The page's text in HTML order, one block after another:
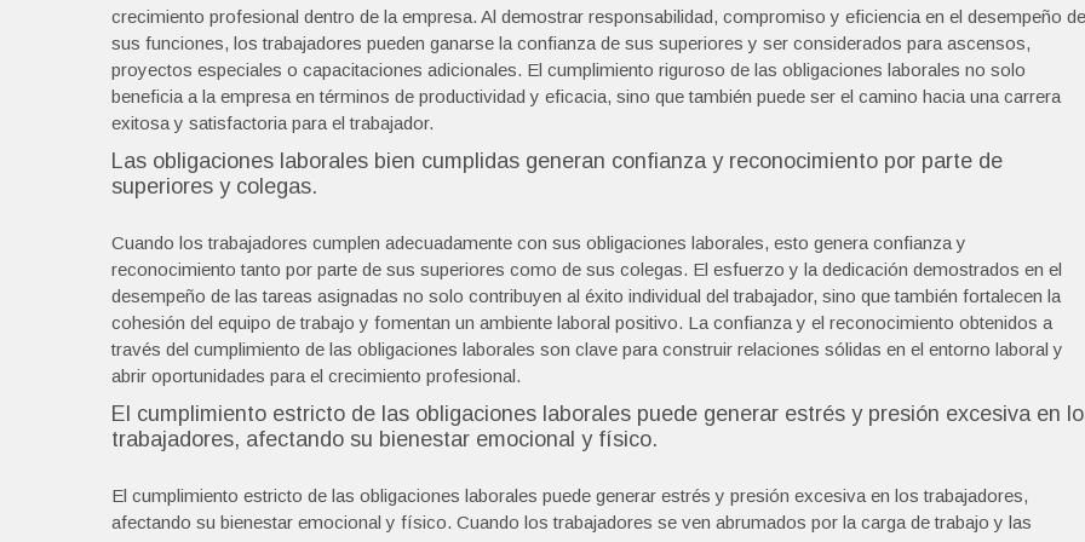
crecimiento profesional dentro de la empresa. Al demostrar responsabilidad, compromiso y eficiencia en el desempeño de
sus funciones, los trabajadores pueden ganarse la confianza de sus superiores y ser considerados para ascensos,
proyectos especiales o capacitaciones adicionales. El cumplimiento riguroso de las obligaciones laborales no solo
beneficia a la empresa en términos de productividad y eficacia, sino que también puede ser el camino hacia una carrera
exitosa y satisfactoria para el trabajador.
Las obligaciones laborales bien cumplidas generan confianza y reconocimiento por parte de
superiores y colegas.
Cuando los trabajadores cumplen adecuadamente con sus obligaciones laborales, esto genera confianza y
reconocimiento tanto por parte de sus superiores como de sus colegas. El esfuerzo y la dedicación demostrados en el
desempeño de las tareas asignadas no solo contribuyen al éxito individual del trabajador, sino que también fortalecen la
cohesión del equipo de trabajo y fomentan un ambiente laboral positivo. La confianza y el reconocimiento obtenidos a
través del cumplimiento de las obligaciones laborales son clave para construir relaciones sólidas en el entorno laboral y
abrir oportunidades para el crecimiento profesional.
El cumplimiento estricto de las obligaciones laborales puede generar estrés y presión excesiva en
trabajadores, afectando su bienestar emocional y físico.
El cumplimiento estricto de las obligaciones laborales puede generar estrés y presión excesiva en los trabajadores,
afectando su bienestar emocional y físico. Cuando los trabajadores se ven abrumados por la carga de trabajo y las